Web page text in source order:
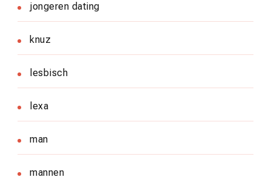
jongeren dating
knuz
lesbisch
lexa
man
mannen